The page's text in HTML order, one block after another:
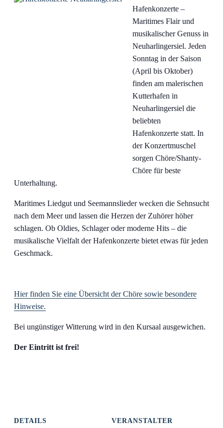
Hafenkonzerte –
Maritimes Flair und
musikalischer Genuss in
Neuharlingersiel. Jeden
Sonntag in der Saison
(April bis Oktober)
finden am malerischen
Kutterhafen in
Neuharlingersiel die
beliebten
Hafenkonzerte statt. In
der Konzertmuschel
sorgen Chöre/Shanty-
Chöre für beste
Unterhaltung.
Maritimes Liedgut und Seemannslieder wecken die Sehnsucht
nach dem Meer und lassen die Herzen der Zuhörer höher
schlagen. Ob Oldies, Schlager oder moderne Hits – die
musikalische Vielfalt der Hafenkonzerte bietet etwas für jeden
Geschmack.
Hier finden Sie eine Übersicht der Chöre sowie besondere
Hinweise.
Bei ungünstiger Witterung wird in den Kursaal ausgewichen.
Der Eintritt ist frei!
DETAILS
VERANSTALTER